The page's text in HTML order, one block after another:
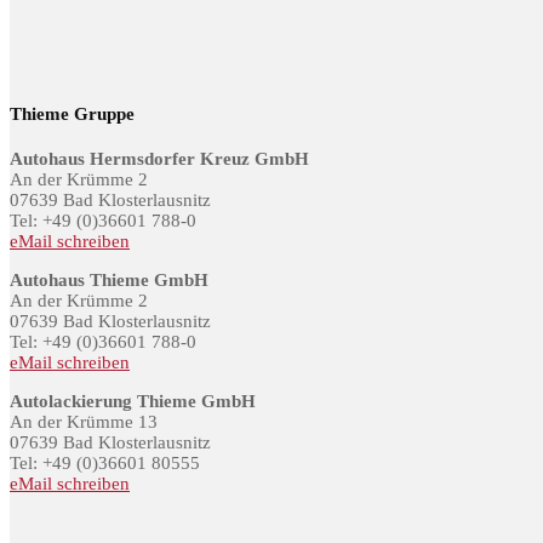
Thieme Gruppe
Autohaus Hermsdorfer Kreuz GmbH
An der Krümme 2
07639 Bad Klosterlausnitz
Tel: +49 (0)36601 788-0
eMail schreiben
Autohaus Thieme GmbH
An der Krümme 2
07639 Bad Klosterlausnitz
Tel: +49 (0)36601 788-0
eMail schreiben
Autolackierung Thieme GmbH
An der Krümme 13
07639 Bad Klosterlausnitz
Tel: +49 (0)36601 80555
eMail schreiben